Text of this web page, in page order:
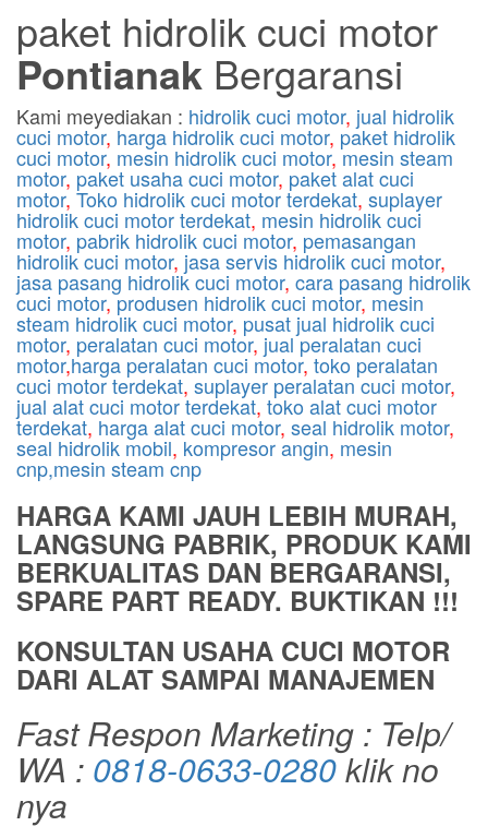
paket hidrolik cuci motor
Pontianak Bergaransi
Kami meyediakan : hidrolik cuci motor, jual hidrolik
cuci motor, harga hidrolik cuci motor, paket hidrolik
cuci motor, mesin hidrolik cuci motor,mesin steam
motor, paket usaha cuci motor, paket alat cuci
motor, Toko hidrolik cuci motor terdekat, suplayer
hidrolik cuci motor terdekat, mesin hidrolik cuci
motor, pabrik hidrolik cuci motor, pemasangan
hidrolik cuci motor, jasa servis hidrolik cuci motor,
jasa pasang hidrolik cuci motor, cara pasang hidrolik
cuci motor,produsen hidrolik cuci motor, mesin
steam hidrolik cuci motor, pusat jual hidrolik cuci
motor, peralatan cuci motor, jual peralatan cuci
motor,harga peralatan cuci motor, toko peralatan
cuci motor terdekat, suplayer peralatan cuci motor,
jual alat cuci motor terdekat, toko alat cuci motor
terdekat, harga alat cuci motor, seal hidrolik motor,
seal hidrolik mobil, kompresor angin, mesin
cnp,mesin steam cnp
HARGA KAMI JAUH LEBIH MURAH,
LANGSUNG PABRIK, PRODUK KAMI
BERKUALITAS DAN BERGARANSI,
SPARE PART READY. BUKTIKAN !!!
KONSULTAN USAHA CUCI MOTOR
DARI ALAT SAMPAI MANAJEMEN
Fast Respon Marketing : Telp/
WA : 0818-0633-0280klik no
nya